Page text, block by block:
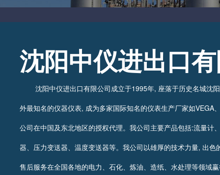
沈阳中仪进出口
沈阳中仪进出口有限公司成立于1995年, 座落于历史名城沈
外最知名的仪器仪表, 成为多家国际知名的仪表生产厂家如VEGA
公司在中国及东北地区的授权代理。我公司主要产品包括:流量计
器、压力变送器、温度变送器等。我公司以雄厚的技术力量, 出
售后服务在全国各地的电力、石化、炼油、造纸、水处理等领域